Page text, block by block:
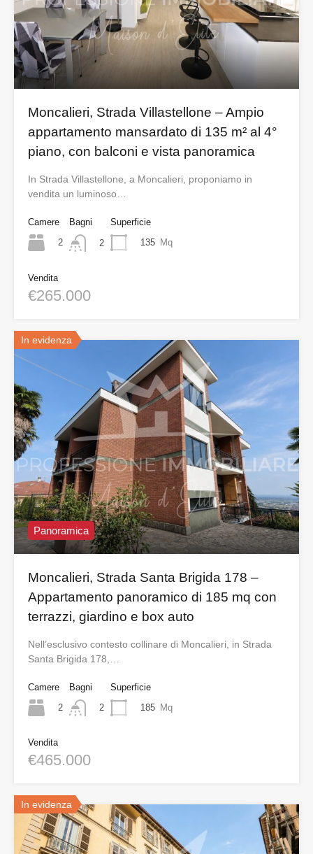
Moncalieri, Strada Villastellone – Ampio
appartamento mansardato di 135 m² al 4°
piano, con balconi e vista panoramica
In Strada Villastellone, a Moncalieri, proponiamo in
vendita un luminoso…
Camere
2
Bagni
2
Superficie
135 Mq
Vendita
€265.000
In evidenza
Panoramica
Moncalieri, Strada Santa Brigida 178 –
Appartamento panoramico di 185 mq con
terrazzi, giardino e box auto
Nell’esclusivo contesto collinare di Moncalieri, in Strada
Santa Brigida 178,…
Camere
2
Bagni
2
Superficie
185 Mq
Vendita
€465.000
In evidenza